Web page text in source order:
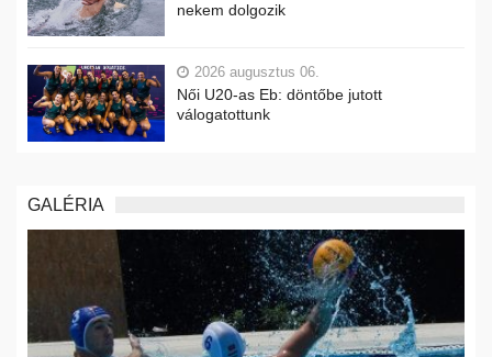
nekem dolgozik
2026 augusztus 06.
Női U20-as Eb: döntőbe jutott
válogatottunk
GALÉRIA